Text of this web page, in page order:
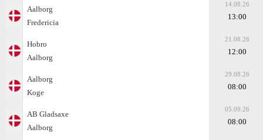
Aalborg
Fredericia
14.08.26
13:00
Hobro
Aalborg
21.08.26
12:00
Aalborg
Koge
29.08.26
08:00
AB Gladsaxe
Aalborg
05.09.26
08:00